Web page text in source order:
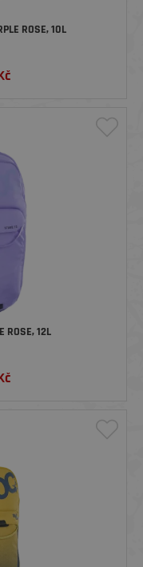
ROSE, 10L
ROSE, 12L